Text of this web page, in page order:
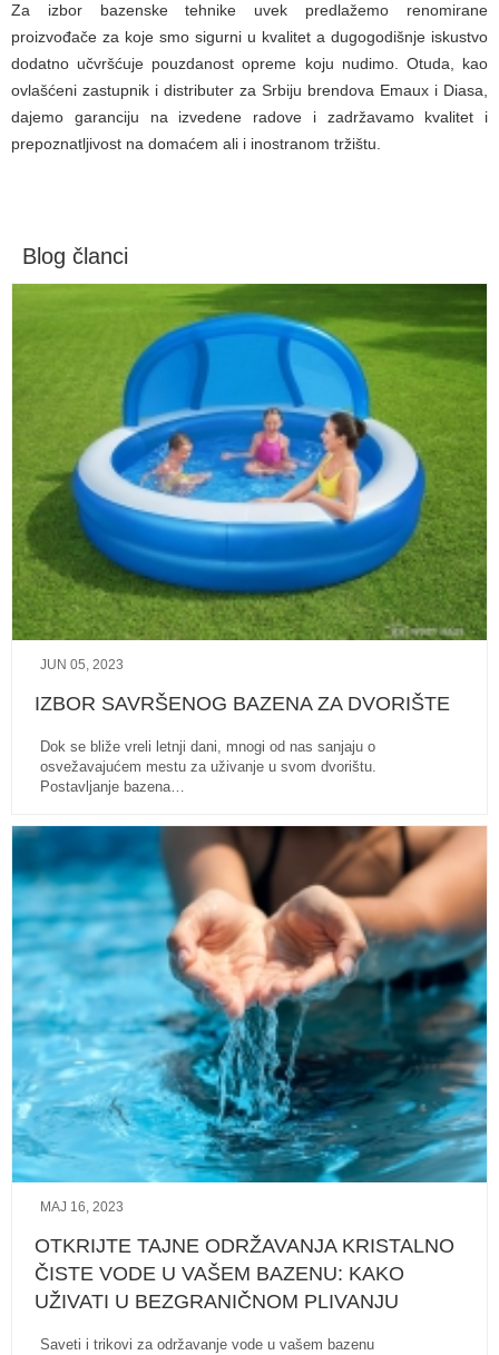
Za izbor bazenske tehnike uvek predlažemo renomirane
proizvođače za koje smo sigurni u kvalitet a dugogodišnje iskustvo
dodatno učvršćuje pouzdanost opreme koju nudimo. Otuda, kao
ovlašćeni zastupnik i distributer za Srbiju brendova Emaux i Diasa,
dajemo garanciju na izvedene radove i zadržavamo kvalitet i
prepoznatljivost na domaćem ali i inostranom tržištu.
Blog članci
JUN 05, 2023
IZBOR SAVRŠENOG BAZENA ZA DVORIŠTE
Dok se bliže vreli letnji dani, mnogi od nas sanjaju o
osvežavajućem mestu za uživanje u svom dvorištu.
Postavljanje bazena…
MAJ 16, 2023
OTKRIJTE TAJNE ODRŽAVANJA KRISTALNO
ČISTE VODE U VAŠEM BAZENU: KAKO
UŽIVATI U BEZGRANIČNOM PLIVANJU
Saveti i trikovi za održavanje vode u vašem bazenu